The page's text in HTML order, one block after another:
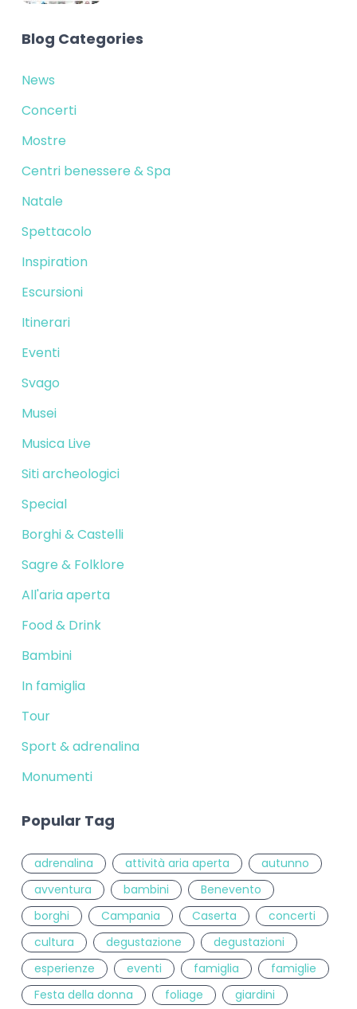
Blog Categories
News
Concerti
Mostre
Centri benessere & Spa
Natale
Spettacolo
Inspiration
Escursioni
Itinerari
Eventi
Svago
Musei
Musica Live
Siti archeologici
Special
Borghi & Castelli
Sagre & Folklore
All'aria aperta
Food & Drink
Bambini
In famiglia
Tour
Sport & adrenalina
Monumenti
Popular Tag
adrenalina attività aria aperta
autunno
avventura
bambini
Benevento
borghi
Campania Caserta
concerti
cultura
degustazione
degustazioni
esperienze
eventi famiglia
famiglie
Festa della donna
foliage
giardini